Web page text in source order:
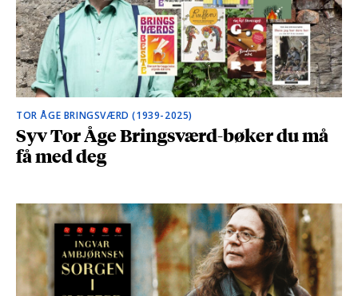
TOR ÅGE BRINGSVÆRD (1939-2025)
Syv Tor Åge Bringsværd-bøker du må
få med deg